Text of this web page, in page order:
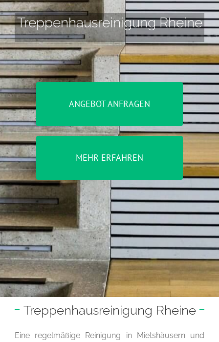
Treppenhausreinigung Rheine
ANGEBOT ANFRAGEN
MEHR ERFAHREN
Treppenhausreinigung Rheine
Eine regelmäßige Reinigung in Mietshäusern und